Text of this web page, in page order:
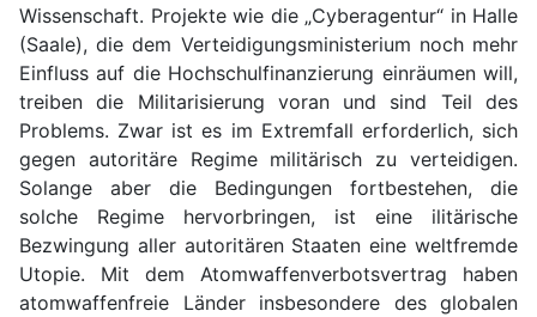
Wissenschaft. Projekte wie die „Cyberagentur“ in Halle
(Saale), die dem Verteidigungsministerium noch mehr
Einfluss auf die Hochschulfinanzierung einräumen will,
treiben die Militarisierung voran und sind Teil des
Problems. Zwar ist es im Extremfall erforderlich, sich
gegen autoritäre Regime militärisch zu verteidigen.
Solange aber die Bedingungen fortbestehen, die
solche Regime hervorbringen, ist eine ilitärische
Bezwingung aller autoritären Staaten eine weltfremde
Utopie. Mit dem Atomwaffenverbotsvertrag haben
atomwaffenfreie Länder insbesondere des globalen